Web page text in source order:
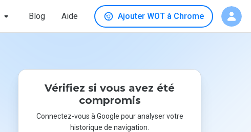
Blog Aide Ajouter WOT à Chrome
Vérifiez si vous avez été
compromis
Connectez-vous à Google pour analyser votre
historique de navigation.